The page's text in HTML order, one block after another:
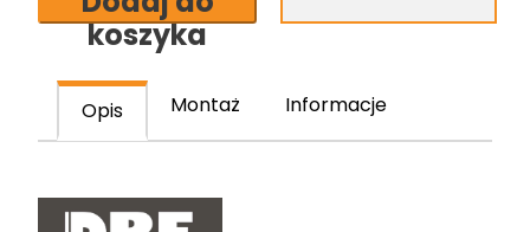
koszyka
Opis Montaż Informacje